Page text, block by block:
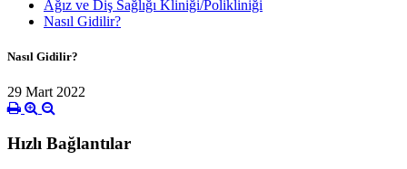
Ağız ve Diş Sağlığı Kliniği/Polikliniği
Nasıl Gidilir?
Nasıl Gidilir?
29 Mart 2022
Hızlı Bağlantılar